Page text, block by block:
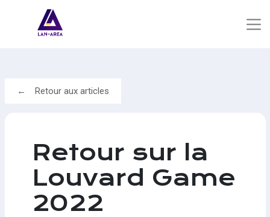
Retour aux articles
Retour sur la
Louvard Game
2022